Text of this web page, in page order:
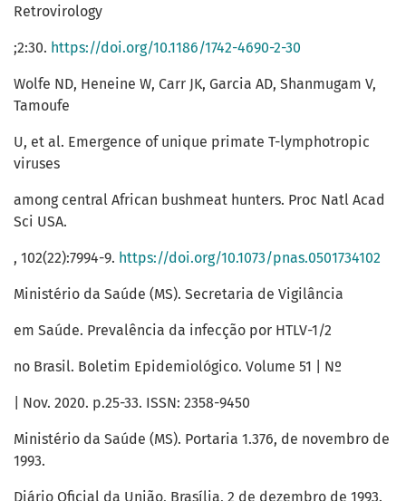
Retrovirology
;2:30. https://doi.org/10.1186/1742-4690-2-30
Wolfe ND, Heneine W, Carr JK, Garcia AD, Shanmugam V,
Tamoufe
U, et al. Emergence of unique primate T-lymphotropic
viruses
among central African bushmeat hunters. Proc Natl Acad
Sci USA.
, 102(22):7994-9. https://doi.org/10.1073/pnas.0501734102
Ministério da Saúde (MS). Secretaria de Vigilância
em Saúde. Prevalência da infecção por HTLV-1/2
no Brasil. Boletim Epidemiológico. Volume 51 | Nº
| Nov. 2020. p.25-33. ISSN: 2358-9450
Ministério da Saúde (MS). Portaria 1.376, de novembro de
1993.
Diário Oficial da União, Brasília, 2 de dezembro de 1993.